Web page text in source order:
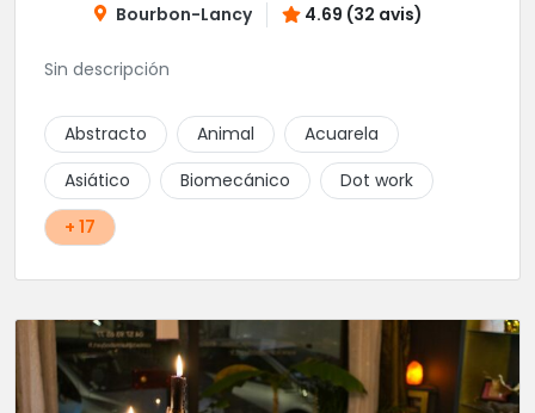
Bourbon-Lancy 4.69 (32 avis)
Sin descripción
Abstracto Animal
Acuarela
Asiático
Biomecánico
Dot work
+ 17